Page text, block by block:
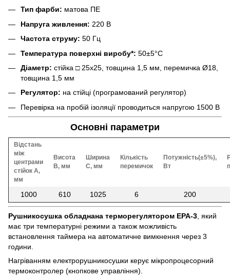
Тип фарби: матова ПЕ
Напруга живлення: 220 В
Частота струму: 50 Гц
Температура поверхні виробу*: 50±5°C
Діаметр: стійка □ 25х25, товщина 1,5 мм, перемичка Ø18,
товщина 1,5 мм
Регулятор: на стійці (програмований регулятор)
Перевірка на пробій ізоляції проводиться напругою 1500 В
Основні параметри
Відстань
між
центрами
стійок А,
мм
Висота
В, мм
Ширина
С, мм
Кількість
перемичок
Потужність(±5%),
Вт
1000 610 1025 6 200
Рушникосушка обладнана терморегулятором ЕРА-3 , який
має три температурні режими а також можливість
встановлення таймера на автоматичне вимкнення через 3
години.
Нагріванням електрорушникосушки керує мікропроцесорний
термоконтролер (кнопкове управління).